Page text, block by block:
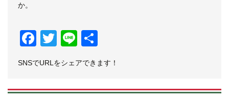
か。
Facebook
Twitter
Line
SNSでURLをシェアできます！